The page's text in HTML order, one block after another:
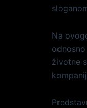
Na
životne